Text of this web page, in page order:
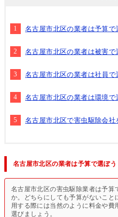
名古屋市北区の業者は予算で
名古屋市北区の業者は被害で
名古屋市北区の業者は社員で
名古屋市北区の業者は環境で
名古屋市北区で害虫駆除会
名古屋市北区の業者は予算で選ぼう
名古屋市北区の害虫駆除業者は予算
か。どちらにしても予算がないこと
用する際には当然のように料金や費
選びましょう。